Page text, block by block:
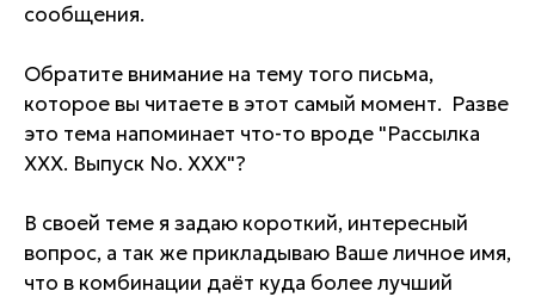
сообщения.
Обратите внимание на тему того письма,
которое вы читаете в этот самый момент. Разве
это тема напоминает что-то вроде "Рассылка
XXX. Выпуск No. XXX"?
В своей теме я задаю короткий, интересный
вопрос, а так же прикладываю Ваше личное имя,
что в комбинации даёт куда более лучший